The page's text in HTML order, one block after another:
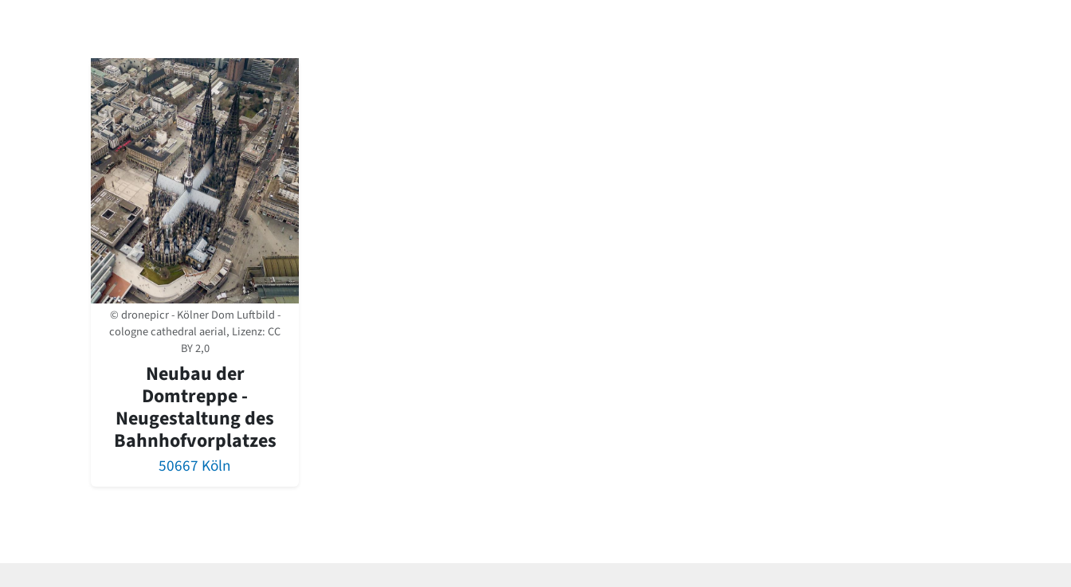
© dronepicr - Kölner Dom Luftbild -
cologne cathedral aerial, Lizenz:CC
BY 2,0
Neubau der
Domtreppe -
Neugestaltung des
Bahnhofvorplatzes
50667 Köln